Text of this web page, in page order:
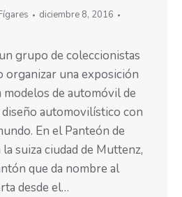
diciembre 8, 2016
grupo de coleccionistas
organizar una exposición
de automóvil de
diseño automovilístico con
En el Panteón de
suiza ciudad de Muttenz,
que da nombre al
desde el…